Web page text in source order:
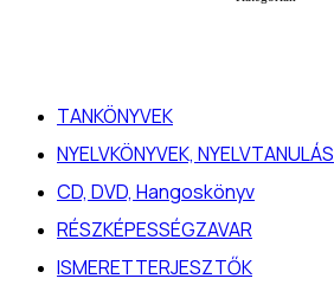
TANKÖNYVEK
NYELVKÖNYVEK, NYELVTANULÁS
CD, DVD, Hangoskönyv
RÉSZKÉPESSÉGZAVAR
ISMERETTERJESZTŐK